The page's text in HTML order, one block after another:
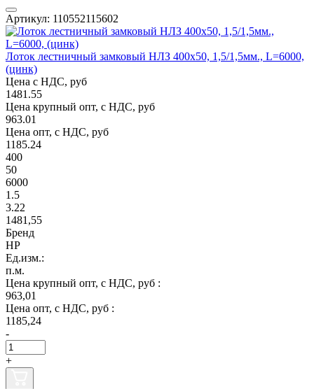
Артикул: 110552115602
Лоток лестничный замковый НЛЗ 400х50, 1,5/1,5мм., L=6000,
(цинк)
Цена с НДС, руб
1481.55
Цена крупный опт, с НДС, руб
963.01
Цена опт, с НДС, руб
1185.24
400
50
6000
1.5
3.22
1481,55
Бренд
НР
Ед.изм.:
п.м.
Цена крупный опт, с НДС, руб :
963,01
Цена опт, с НДС, руб :
1185,24
-
+